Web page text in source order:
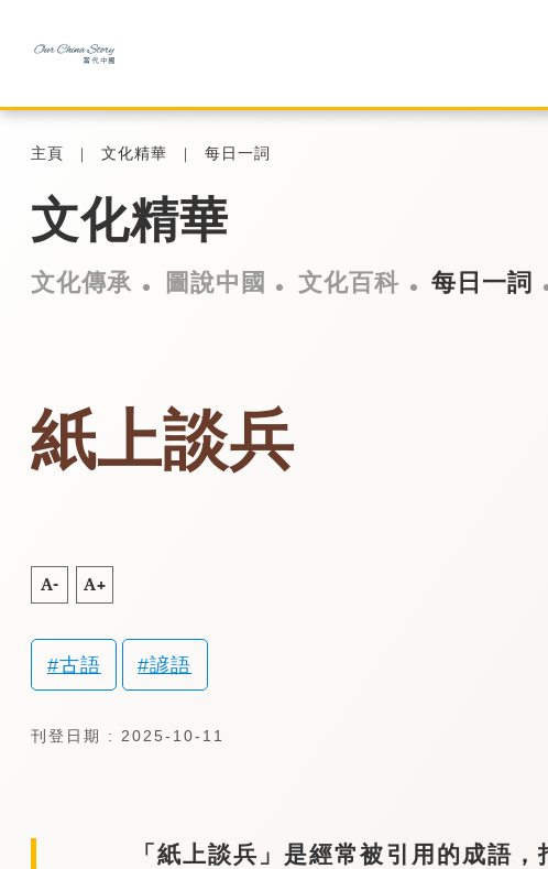
主頁 文化精華 每日一詞
文化精華
文化傳承 圖說中國 文化百科 每日一詞
紙上談兵
A- A+
古語 諺語
刊登日期 : 2025-10-11
「紙上談兵」是經常被引用的成語，